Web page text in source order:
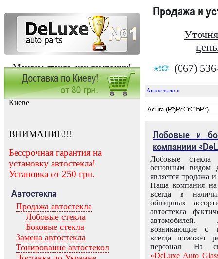
Меняем стекла, как лампочки!
Продажа и
(067)
Заказать установку автостекла в
Киеве
ВНИМАНИЕ!!!
Бессрочная гарантия на
установку автостекла!
Установка от 250 грн.
Автостекла
Продажа автостекла
Лобовые стекла
Боковые стекла
Замена автостекла
Тонирование автостекол
Автостекло »
Лобовые и
компаниии
Лобовые
основным видом
является продажа и
Наша компания на
всегда в
обширных
автостекла
возникающие с
всегда поможет
персонал. На
«DeLuxe Auto